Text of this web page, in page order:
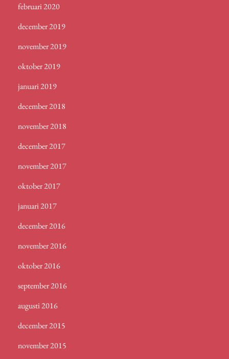
februari 2020
december 2019
november 2019
oktober 2019
januari 2019
december 2018
november 2018
december 2017
november 2017
oktober 2017
januari 2017
december 2016
november 2016
oktober 2016
september 2016
augusti 2016
december 2015
november 2015